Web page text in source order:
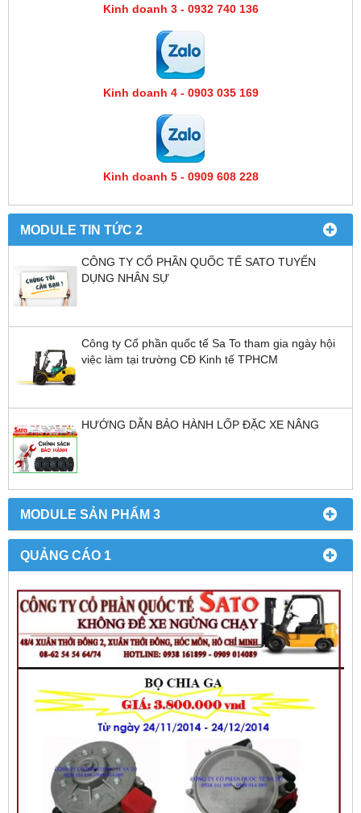
Kinh doanh 3 - 0932 740 136
Kinh doanh 4 - 0903 035 169
Kinh doanh 5 - 0909 608 228
MODULE TIN TỨC 2
CÔNG TY CỔ PHẦN QUỐC TẾ SATO TUYỂN
DỤNG NHÂN SỰ
Công ty Cổ phần quốc tế Sa To tham gia ngày hội
việc làm tại trường CĐ Kinh tế TPHCM
HƯỚNG DẪN BẢO HÀNH LỐP ĐẶC XE NÂNG
MODULE SẢN PHẨM 3
QUẢNG CÁO 1